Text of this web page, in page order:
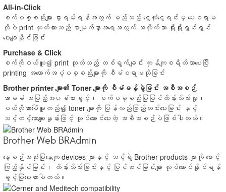
All-in-Click
စက်ပစ္စည်းများ ငှားရမ်းရန်အတွက် မည်သည့် ငွေလုံးငွေရင်းမှ ပေးစရာမ
လိုပဲ print ထုတ်ထားသည့် စာမျက်နှာအရေအတွက် အလိုက်သာ ရိုးရိုးရှင်းရှင်း
ပေးချေနိုင်ခြင်း
Purchase & Click
စက်ကိုဝယ်ယူ၍ print ထုတ်သည့် တစ်ရွက်ချင်း ကုန်ကျစရိတ်သာပေးပြီး
printing အထောက်အပံ့ပစ္စည်းများကို စီမံစရာမလိုခြင်း
Brother printer များ၏ Toner များကို စီမံခန့်ခွဲခြင်း အစီအစဉ်
အာမခံ အပြည့်အ၀ခံစားခွင့်၊ စက်ပစ္စည်းပြုပြင်ထိန်းသိမ်းမှု၊
ဝယ်လိုအားပေါ်မူတည်၍ toner များကို ပြန်လည်ဖြည့်တင်းပေးခြင်း နှင့်
သင့်တင့်သောစျေးနှုန်းဖြင့် လုပ်ဆောင်ပေးတဲ့ အစီအစဉ်ပဲဖြစ်ပါတယ်။
Brother Web BRAdmin
နေ့စဉ်အသုံးပြုနေကျ devices များနှင့် သင့်ရဲ့ Brother products များကို စောင့်
ကြည့်နိုင်ခြင်း၊ ထိန်းသိမ်းခြင်းနှင့် ပြင်ဆင်ခြင်းများ လုပ်ဆောင်နိုင်ရန်
ခွင့်ပြုပေးထားပါတယ်။